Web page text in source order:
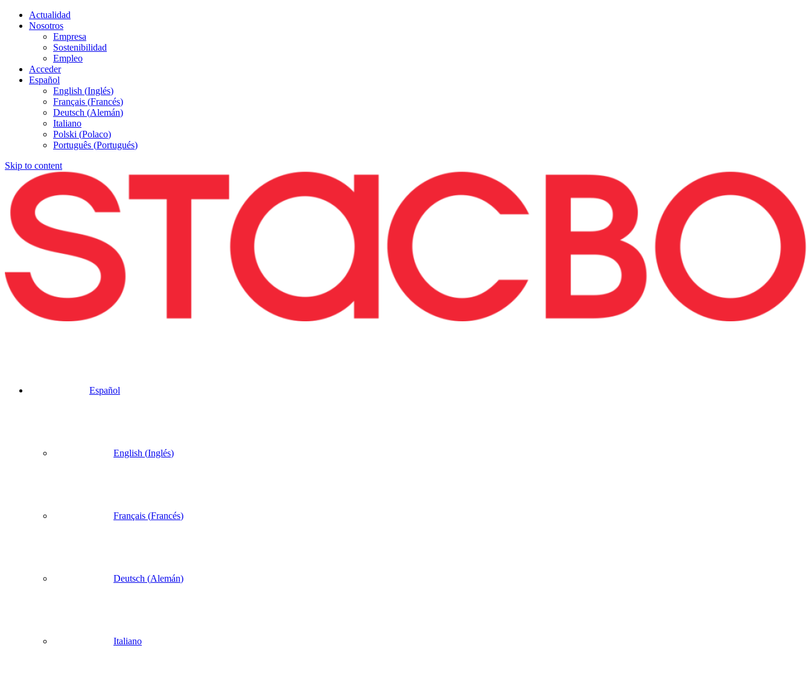
Actualidad
Nosotros
Empresa
Sostenibilidad
Empleo
Acceder
Español
English (Inglés)
Français (Francés)
Deutsch (Alemán)
Italiano
Polski (Polaco)
Português (Portugués)
Skip to content
Español
English (Inglés)
Français (Francés)
Deutsch (Alemán)
Italiano